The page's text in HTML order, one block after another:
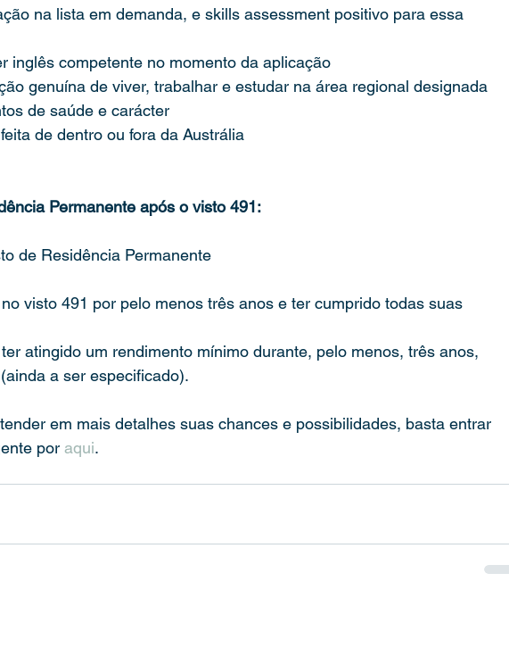
na lista em demanda, e skills assessment positivo para essa
inglês competente no momento da aplicação
genuína de viver, trabalhar e estudar na área regional designada
de saúde e carácter
de dentro ou fora da Austrália
Permanente após o visto 491:
de Residência Permanente
visto 491 por pelo menos três anos e ter cumprido todas suas
atingido um rendimento mínimo durante, pelo menos, três anos,
a ser especificado).
em mais detalhes suas chances e possibilidades, basta entrar
por aqui.